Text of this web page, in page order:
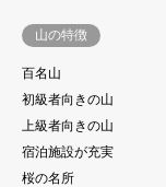
山の特徴
百名山
初級者向きの山
上級者向きの山
宿泊施設が充実
桜の名所